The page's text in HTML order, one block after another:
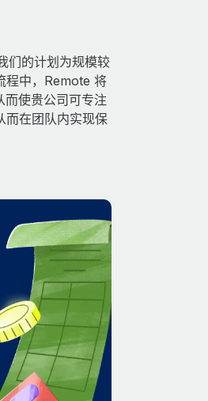
们的计划为规模较
程中，Remote 将
使贵公司可专注
而在团队内实现保